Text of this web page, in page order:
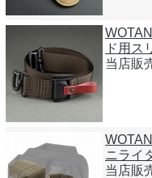
ド用ス
当店販
ニライ
当店販